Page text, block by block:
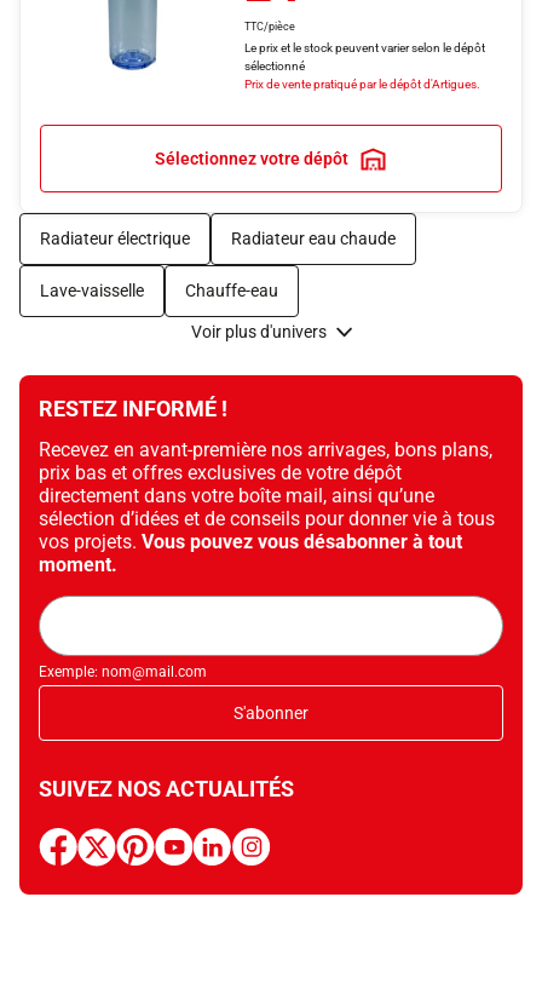
TTC/pièce
Le prix et le stock peuvent varier selon le dépôt
sélectionné
Prix de vente pratiqué par le dépôt d'Artigues.
Sélectionnez votre dépôt
Radiateur électrique Radiateur eau chaude
Lave-vaisselle Chauffe-eau
Voir plus d'univers
RESTEZ INFORMÉ !
Recevez en avant-première nos arrivages, bons plans,
prix bas et offres exclusives de votre dépôt
directement dans votre boîte mail, ainsi qu’une
sélection d’idées et de conseils pour donner vie à tous
vos projets. Vous pouvez vous désabonner à tout
moment.
Adresse
mail
Exemple: nom@mail.com
S'abonner
SUIVEZ NOS ACTUALITÉS
facebook
x pinterestyoutubelinkedininstagram